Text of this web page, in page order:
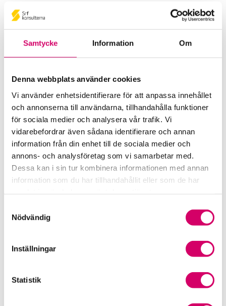
Samtycke Information Om
Denna webbplats använder cookies
Vi använder enhetsidentifierare för att anpassa innehållet
och annonserna till användarna, tillhandahålla funktioner
för sociala medier och analysera vår trafik. Vi
vidarebefordrar även sådana identifierare och annan
information från din enhet till de sociala medier och
annons- och analysföretag som vi samarbetar med.
Dessa kan i sin tur kombinera informationen med annan
information som du har tillhandahållit eller som de har
Nödvändig
Inställningar
Statistik
Prenumerera på våra nyhetsbrev
Pressrum
Samverkan med myndigheter och organisationer
Srf Fokusrapport 2024 – insikter för hållbart
företagande
Våra nyhetskanaler
Tidningen Konsulten
Srf Nyhetsbevakning